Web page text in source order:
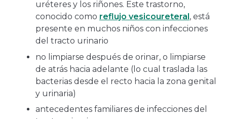
uréteres y los riñones. Este trastorno,
conocido como reflujo vesicoureteral , está
presente en muchos niños con infecciones
del tracto urinario
no limpiarse después de orinar, o limpiarse
de atrás hacia adelante (lo cual traslada las
bacterias desde el recto hacia la zona genital
y urinaria)
antecedentes familiares de infecciones del